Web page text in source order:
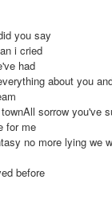
you say
i cried
had
about you
sorrow you've
for me
no more lying we
before